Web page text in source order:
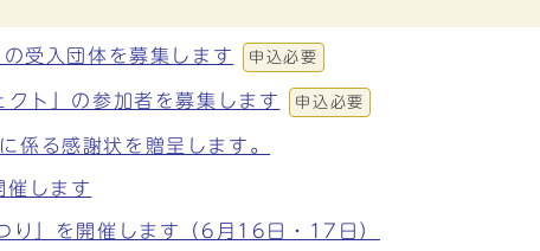
受入団体を募集します 申込必要
ト」の参加者を募集します 申込必要
係る感謝状を贈呈します。
します
り」を開催します（6月16日・17日）